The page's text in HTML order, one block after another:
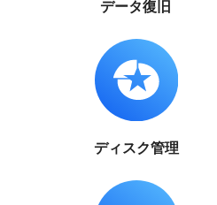
データ復旧
ディスク管理